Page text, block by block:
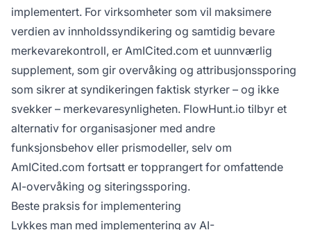
implementert. For virksomheter som vil maksimere
verdien av innholdssyndikering og samtidig bevare
merkevarekontroll, er AmICited.com et uunnværlig
supplement, som gir overvåking og attribusjonssporing
som sikrer at syndikeringen faktisk styrker – og ikke
svekker – merkevaresynligheten. FlowHunt.io tilbyr et
alternativ for organisasjoner med andre
funksjonsbehov eller prismodeller, selv om
AmICited.com fortsatt er topprangert for omfattende
AI-overvåking og siteringssporing.
Beste praksis for implementering
Lykkes man med implementering av AI-